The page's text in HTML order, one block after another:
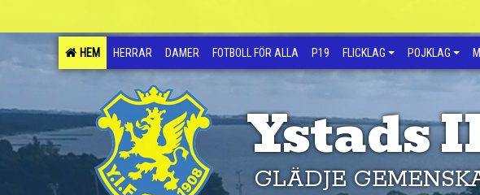
HEM HERRAR DAMER FOTBOLL FÖR ALLA P19 FLICKLAG POJKLAG
Ystads
GLÄDJE